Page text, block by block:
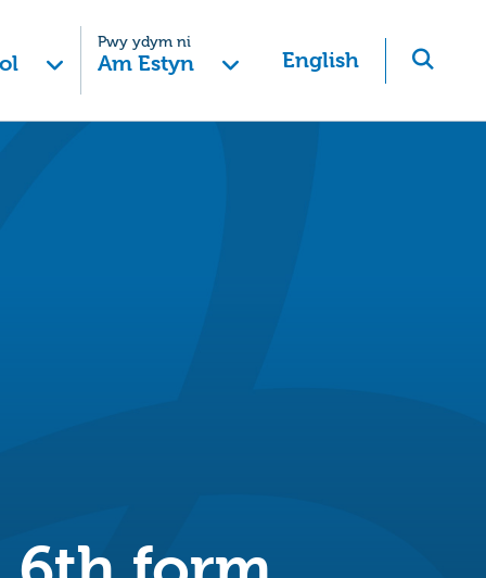
Pwy ydym ni
Am Estyn English